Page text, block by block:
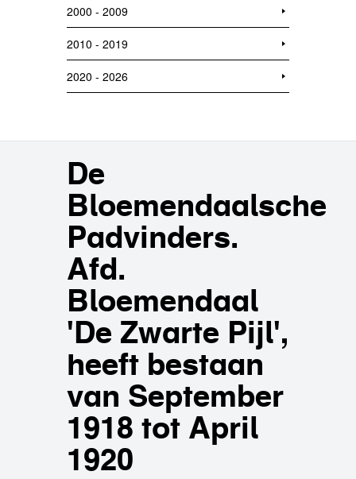
2000 - 2009
2010 - 2019
2020 - 2026
De
Bloemendaalsche
Padvinders.
Afd.
Bloemendaal
'De Zwarte Pijl',
heeft bestaan
van September
1918 tot April
1920